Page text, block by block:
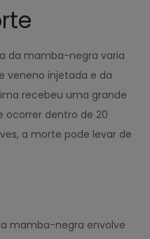
da mamba-negra varia
veneno injetada e da
recebeu uma grande
ocorrer dentro de 20
a morte pode levar de
mamba-negra envolve